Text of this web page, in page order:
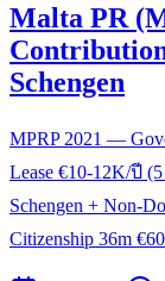
Malta PR
Schengen
MPRP 2021 —
Lease €10-12K/ปี
Schengen + Non-
Citizenship 36m